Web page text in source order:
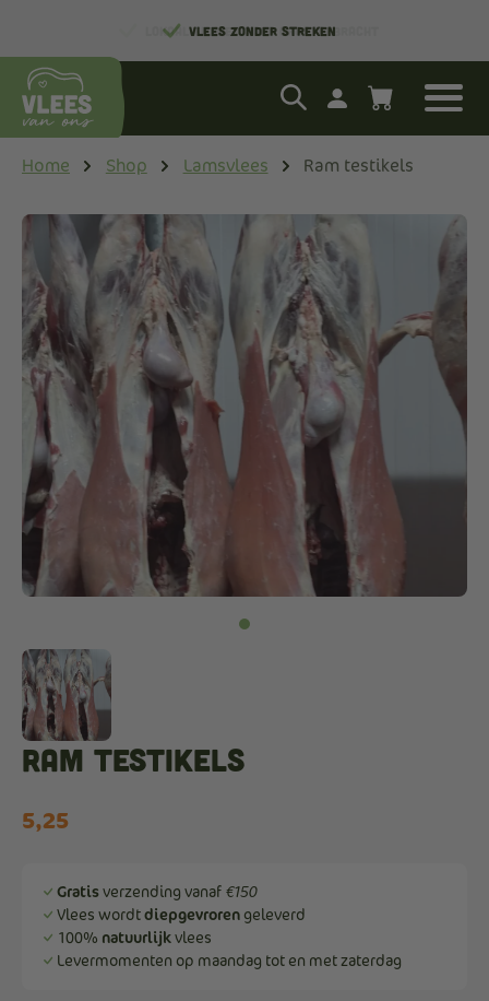
LOKAAL EN MET ZORG GROOTGEBRACHT
Home Shop Lamsvlees Ram testikels
Ram testikels
5,25
Gratisverzending vanaf €150
Vlees wordtdiepgevroren geleverd
100% natuurlijkvlees
Levermomenten op maandag tot en met zaterdag